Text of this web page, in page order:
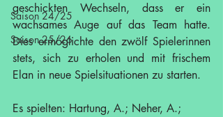
Saison 24/25
Saison 25/26
geschickten Wechseln, dass er ein
wachsames Auge auf das Team hatte.
Dies ermöglichte den zwölf Spielerinnen
stets, sich zu erholen und mit frischem
Elan in neue Spielsituationen zu starten.
Es spielten: Hartung, A.; Neher, A.;